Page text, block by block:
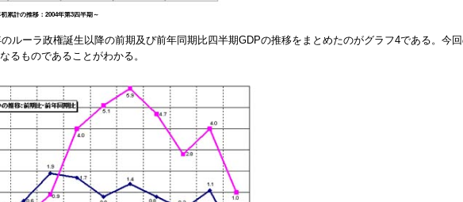
累計の推移：2004年第3四半期～
ルーラ政権誕生以降の前期及び前年同期比四半期GDPの推移をまとめたのがグラフ4である。今
るものであることがわかる。